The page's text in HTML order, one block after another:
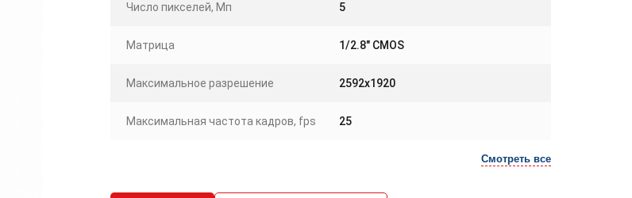
Число пикселей, Мп 5
Матрица 1/2.8" CMOS
Максимальное разрешение 2592x1920
Максимальная частота кадров, fps 25
Смотреть все